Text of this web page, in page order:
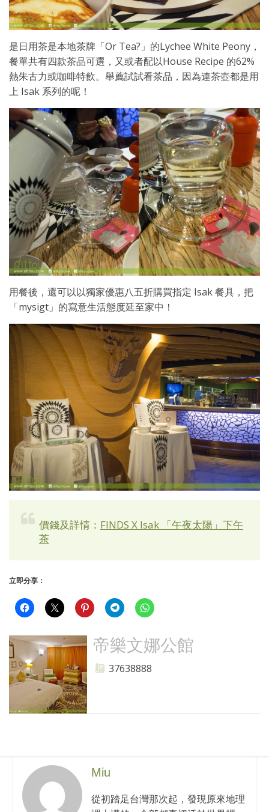
是日用茶是本地茶牌「Or Tea?」的Lychee White Peony，
餐單共有四款茶品可選，又或者配以House Recipe 的62%
熱朱古力或咖啡特飲。舉薦試試看茶品，因為連茶壺都是用
上 Isak 系列的呢！
用餐後，還可以以獨家優惠八五折購買指定 Isak 餐具，把
「mysigt」的寫意生活態度延至家中！
價錢及詳情： FINDS X Isak 「午夜太陽」下午
茶
立即分享：
帝樂文娜公館
37638888
Miu
從初踏足台灣那次起，發現原來地理